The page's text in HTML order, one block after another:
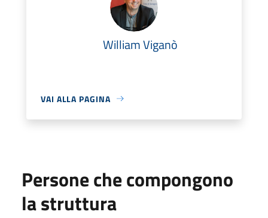
William Viganò
VAI ALLA PAGINA
Persone che compongono
la struttura